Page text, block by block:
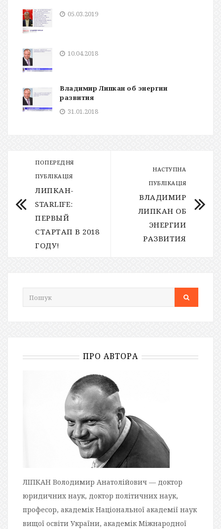
05.03.2019
10.04.2018
Владимир Липкан об энергии
развития
31.01.2018
ПОПЕРЕДНЯ
ПУБЛІКАЦІЯ
ЛИПКАН-
STARLIFE:
ПЕРВЫЙ
СТАРТАП В 2018
ГОДУ!
НАСТУПНА
ПУБЛІКАЦІЯ
ВЛАДИМИР
ЛИПКАН ОБ
ЭНЕРГИИ
РАЗВИТИЯ
ПРО АВТОРА
ЛІПКАН Володимир Анатолійович — доктор
юридичних наук, доктор політичних наук,
професор, академік Національної академії наук
вищої освіти України, академік Міжнародної